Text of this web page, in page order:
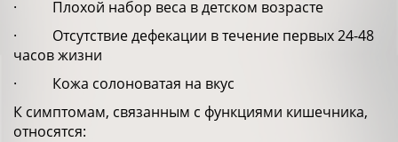
· Плохой набор веса в детском возрасте
· Отсутствие дефекации в течение первых 24-48
часов жизни
· Кожа солоноватая на вкус
К симптомам, связанным с функциями кишечника,
относятся: